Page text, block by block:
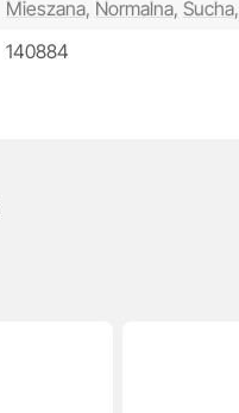
Mieszana, Normalna, Sucha,
140884